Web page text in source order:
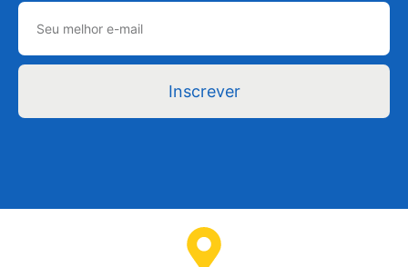
Inscrever